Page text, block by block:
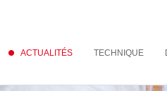
ACTUALITÉS TECHNIQUE